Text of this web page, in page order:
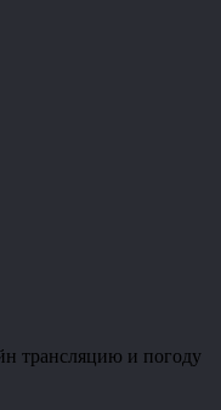
трансляцию и погоду